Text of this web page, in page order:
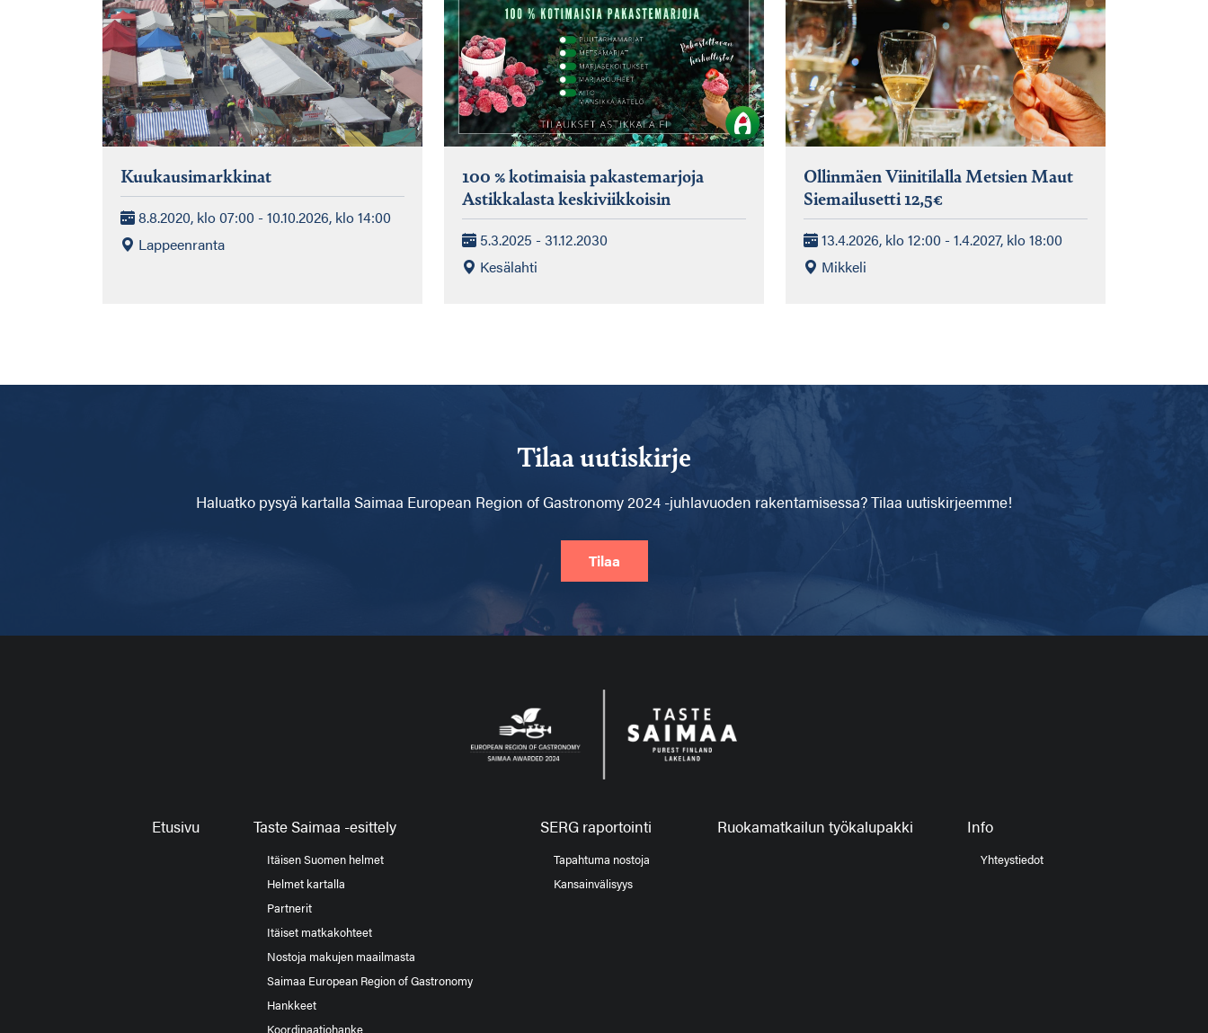
Kuukausimarkkinat
8.8.2020, klo 07:00 - 10.10.2026, klo 14:00
Lappeenranta
100 % kotimaisia pakastemarjoja
Astikkalasta keskiviikkoisin
5.3.2025 - 31.12.2030
Kesälahti
Ollinmäen Viinitilalla Metsien Maut
Siemailusetti 12,5€
13.4.2026, klo 12:00 - 1.4.2027, klo 18:00
Mikkeli
Tilaa uutiskirje
Haluatko pysyä kartalla Saimaa European Region of Gastronomy 2024 -juhlavuoden rakentamisessa? Tilaa uutiskirjeemme!
Tilaa
Etusivu Taste Saimaa -esittely
Itäisen Suomen helmet
Helmet kartalla
Partnerit
Itäiset matkakohteet
Nostoja makujen maailmasta
Saimaa European Region of Gastronomy
Hankkeet
SERG raportointi
Tapahtuma nostoja
Kansainvälisyys
Ruokamatkailun työkalupakki Info
Yhteystiedot